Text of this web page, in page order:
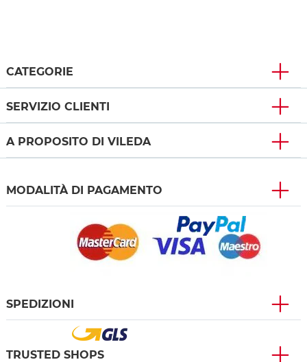
CATEGORIE
SERVIZIO CLIENTI
A PROPOSITO DI VILEDA
MODALITÀ DI PAGAMENTO
SPEDIZIONI
TRUSTED SHOPS